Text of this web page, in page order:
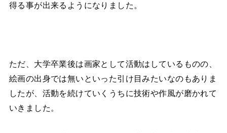
得る事が出来るようになりました。
ただ、大学卒業後は画家として活動はしているものの、
絵画の出身では無いといった引け目みたいなのもありま
したが、活動を続けていくうちに技術や作風が磨かれて
いきました。